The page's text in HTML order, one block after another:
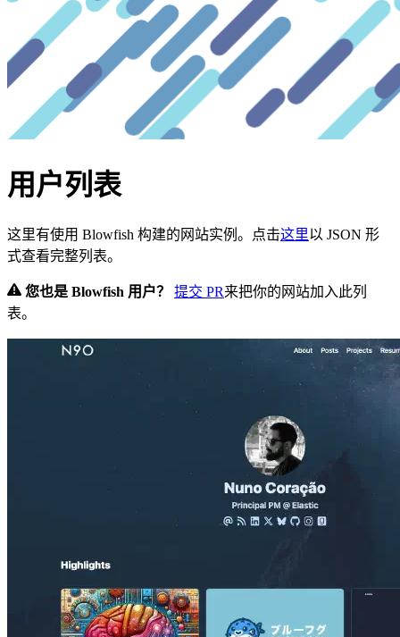
用户列表
这里有使用 Blowfish 构建的网站实例。点击这里以 JSON 形
式查看完整列表。
您也是 Blowfish 用户？ 提交 PR来把你的网站加入此列
表。